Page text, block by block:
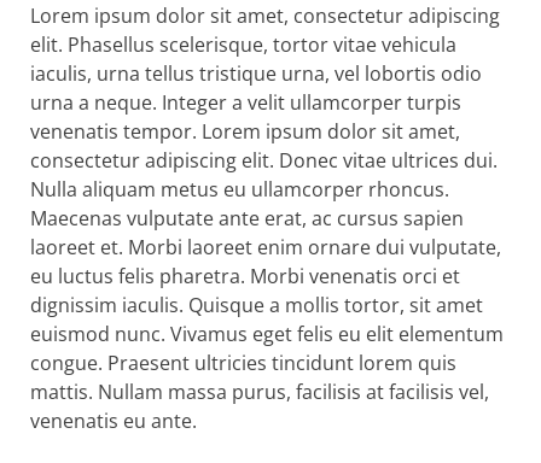
Lorem ipsum dolor sit amet, consectetur adipiscing
elit. Phasellus scelerisque, tortor vitae vehicula
iaculis, urna tellus tristique urna, vel lobortis odio
urna a neque. Integer a velit ullamcorper turpis
venenatis tempor. Lorem ipsum dolor sit amet,
consectetur adipiscing elit. Donec vitae ultrices dui.
Nulla aliquam metus eu ullamcorper rhoncus.
Maecenas vulputate ante erat, ac cursus sapien
laoreet et. Morbi laoreet enim ornare dui vulputate,
eu luctus felis pharetra. Morbi venenatis orci et
dignissim iaculis. Quisque a mollis tortor, sit amet
euismod nunc. Vivamus eget felis eu elit elementum
congue. Praesent ultricies tincidunt lorem quis
mattis. Nullam massa purus, facilisis at facilisis vel,
venenatis eu ante.